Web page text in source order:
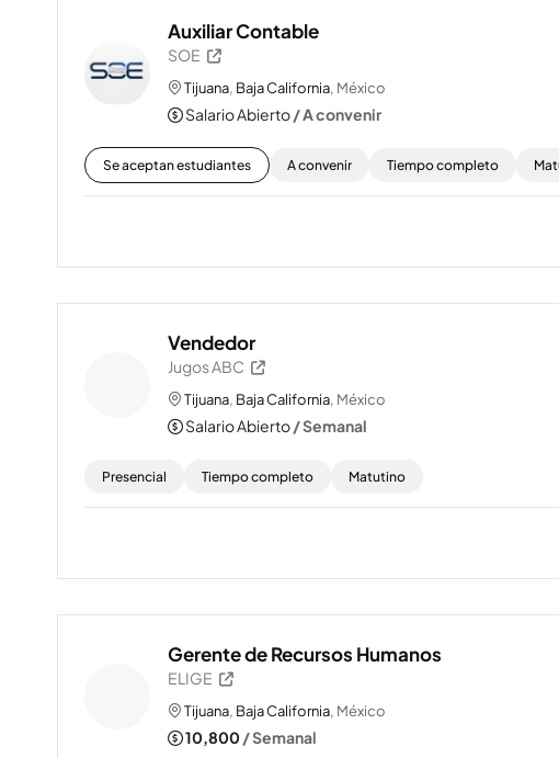
Auxiliar Contable
SOE
Tijuana, Baja California, México
Salario Abierto/ A convenir
Se aceptan estudiantes A convenir Tiempo completo
Vendedor
Jugos ABC
Tijuana, Baja California, México
Salario Abierto/ Semanal
Presencial Tiempo completo Matutino
Gerente de Recursos Humanos
ELIGE
Tijuana, Baja California, México
10,800/ Semanal